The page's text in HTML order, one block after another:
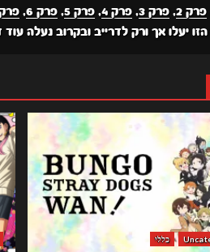
פרק 2 , פרק 3 , פרק 4 , פרק 5 , פרק 6 , פרק
יעלו אך ורק לדרייב ובקרוב נעלה
כללי